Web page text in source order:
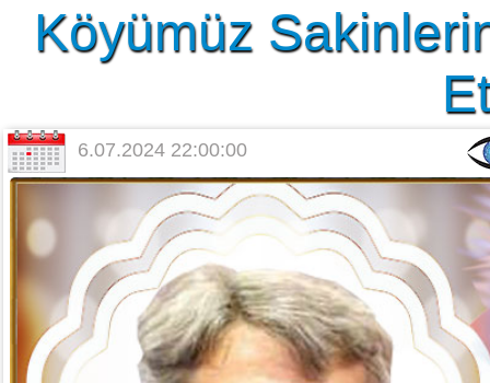
Köyümüz
6.07.2024 22:00:00